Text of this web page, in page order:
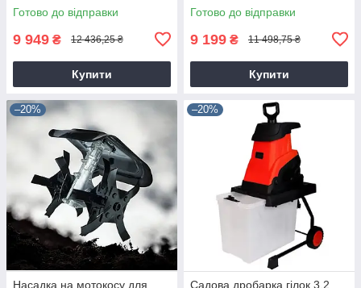
Готово до відправки
9 949 ₴ 12 436,25 ₴
Купити
Готово до відправки
9 199 ₴ 11 498,75 ₴
Купити
–20%
Насадка на мотокосу для
–20%
Садова дробарка гілок 3.2